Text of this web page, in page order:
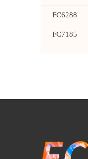
FC6288
FC7185